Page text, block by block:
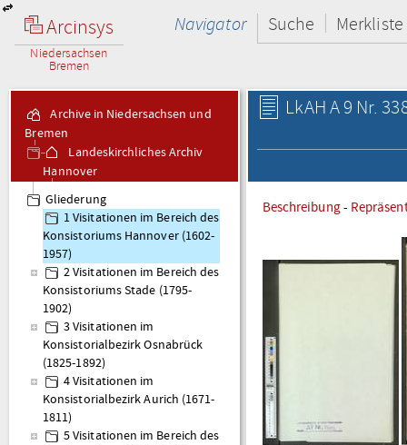
Arcinsys
Niedersachsen
Bremen
Navigator Suche Merkliste
Archive in Niedersachsen und
Bremen
Landeskirchliches Archiv
Hannover
Gliederung
1 Visitationen im Bereich des
Konsistoriums Hannover (1602-
1957)
2 Visitationen im Bereich des
Konsistoriums Stade (1795-
1902)
3 Visitationen im
Konsistorialbezirk Osnabrück
(1825-1892)
4 Visitationen im
Konsistorialbezirk Aurich (1671-
1811)
5 Visitationen im Bereich des
LkAH A 9 Nr.
Beschreibung-